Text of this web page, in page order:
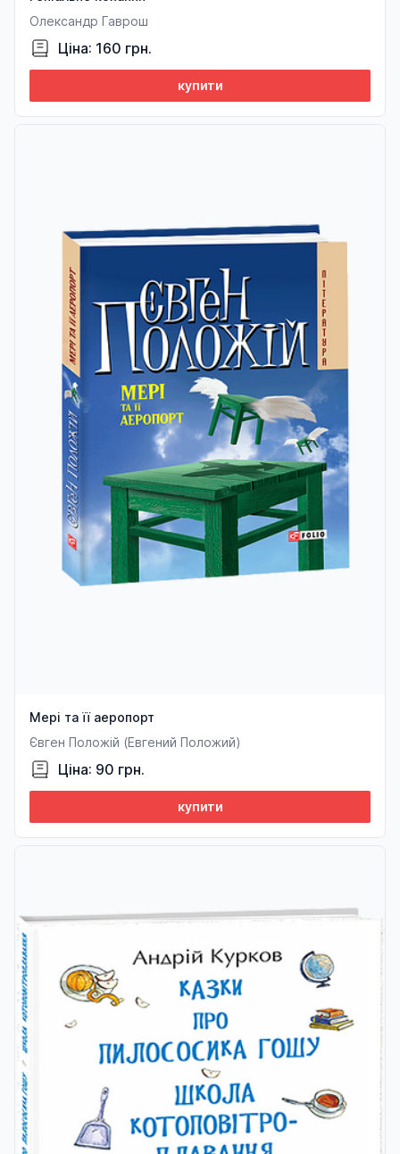
Олександр Гаврош
Ціна: 160 грн.
купити
Мері та її аеропорт
Євген Положій (Евгений Положий)
Ціна: 90 грн.
купити